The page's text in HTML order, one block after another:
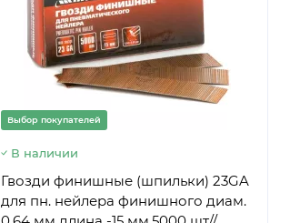
Выбор покупателей
В наличии
Гвозди финишные (шпильки) 23GA
для пн. нейлера финишного диам.